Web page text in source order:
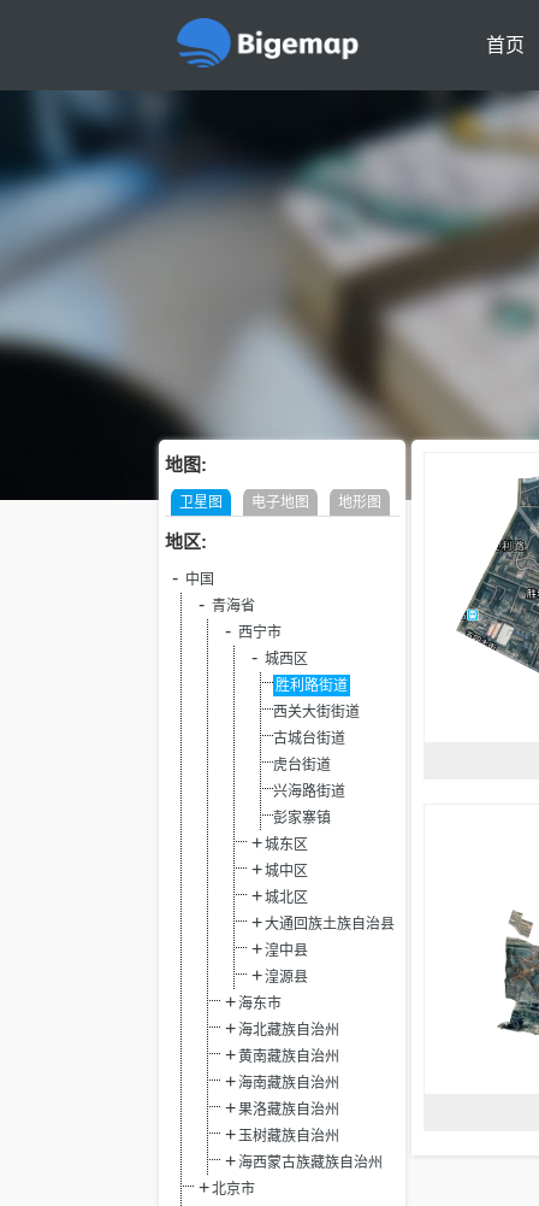
首页
地图:
卫星图 电子地图 地形图
地区:
中国
青海省
西宁市
城西区
胜利路街道
西关大街街道
古城台街道
虎台街道
兴海路街道
彭家寨镇
城东区
城中区
城北区
大通回族土族自治县
湟中县
湟源县
海东市
海北藏族自治州
黄南藏族自治州
海南藏族自治州
果洛藏族自治州
玉树藏族自治州
海西蒙古族藏族自治州
北京市